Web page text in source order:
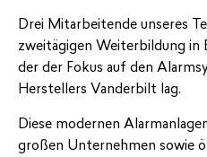
Drei Mitarbeitende unseres
zweitägigen Weiterbildung in
der der Fokus auf den
Herstellers Vanderbilt lag.
Diese modernen
großen Unternehmen sowie